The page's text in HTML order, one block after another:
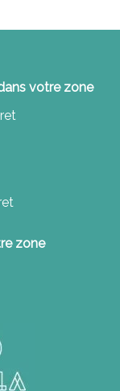
votre zone
zone